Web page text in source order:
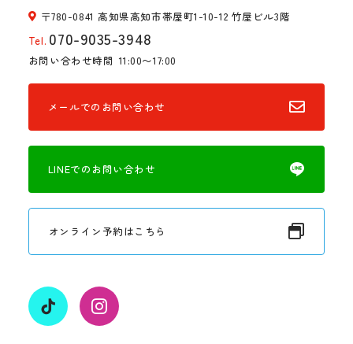
〒780-0841 高知県高知市帯屋町1-10-12 竹屋ビル3階
Tel. 070-9035-3948
お問い合わせ時間 11:00〜17:00
メールでのお問い合わせ
LINEでのお問い合わせ
オンライン予約はこちら